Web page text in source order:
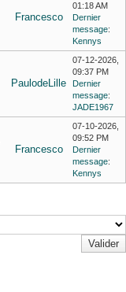
Francesco
01:18 AM
Dernier
message:
Kennys
PaulodeLille
07-12-2026,
09:37 PM
Dernier
message:
JADE1967
Francesco
07-10-2026,
09:52 PM
Dernier
message:
Kennys